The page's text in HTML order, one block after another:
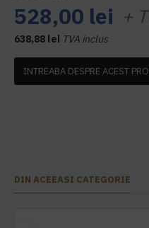
528,00 lei +
638,88 lei TVA inclus
INTREABA DESPRE ACEST
DIN ACEEASI CATEGORIE